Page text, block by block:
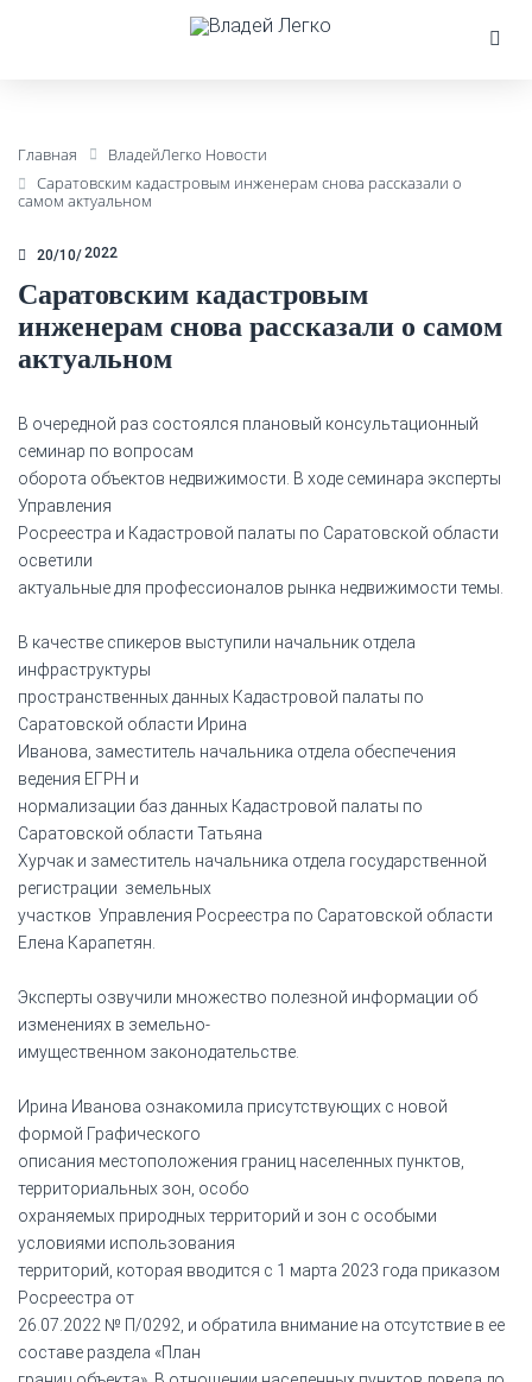
Главная
ВладейЛегко Новости
Саратовским кадастровым инженерам снова рассказали о
самом актуальном
20/10 2022
Саратовским кадастровым
инженерам снова рассказали о самом
актуальном
В очередной раз состоялся плановый консультационный
семинар по вопросам
оборота объектов недвижимости. В ходе семинара эксперты
Управления
Росреестра и Кадастровой палаты по Саратовской области
осветили
актуальные для профессионалов рынка недвижимости темы.
В качестве спикеров выступили начальник отдела
инфраструктуры
пространственных данных Кадастровой палаты по
Саратовской области Ирина
Иванова, заместитель начальника отдела обеспечения
ведения ЕГРН и
нормализации баз данных Кадастровой палаты по
Саратовской области Татьяна
Хурчак и заместитель начальника отдела государственной
регистрации земельных
участков Управления Росреестра по Саратовской области
Елена Карапетян.
Эксперты озвучили множество полезной информации об
изменениях в земельно-
имущественном законодательстве.
Ирина Иванова ознакомила присутствующих с новой
формой Графического
описания местоположения границ населенных пунктов,
территориальных зон, особо
охраняемых природных территорий и зон с особыми
условиями использования
территорий, которая вводится с 1 марта 2023 года приказом
Росреестра от
26.07.2022 № П/0292, и обратила внимание на отсутствие в ее
составе раздела «План